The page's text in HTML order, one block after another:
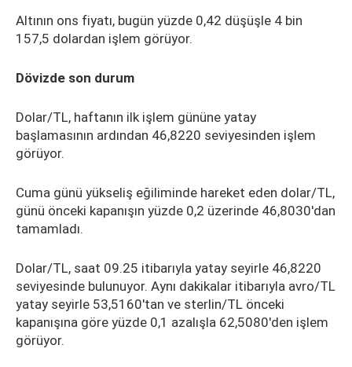
Altının ons fiyatı, bugün yüzde 0,42 düşüşle 4 bin
157,5 dolardan işlem görüyor.
Dövizde son durum
Dolar/TL, haftanın ilk işlem gününe yatay
başlamasının ardından 46,8220 seviyesinden işlem
görüyor.
Cuma günü yükseliş eğiliminde hareket eden dolar/TL,
günü önceki kapanışın yüzde 0,2 üzerinde 46,8030'dan
tamamladı.
Dolar/TL, saat 09.25 itibarıyla yatay seyirle 46,8220
seviyesinde bulunuyor. Aynı dakikalar itibarıyla avro/TL
yatay seyirle 53,5160'tan ve sterlin/TL önceki
kapanışına göre yüzde 0,1 azalışla 62,5080'den işlem
görüyor.